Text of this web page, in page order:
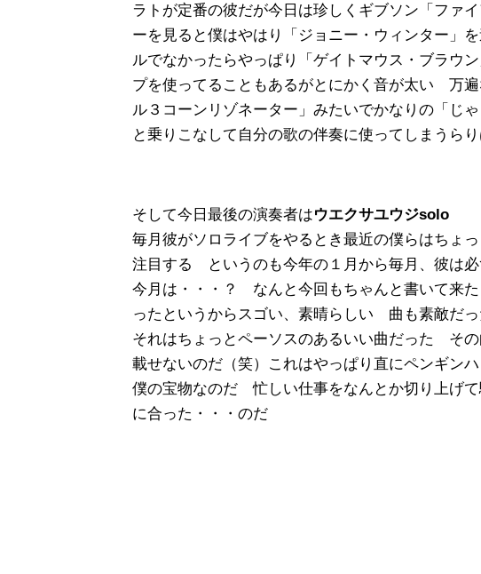
ラトが定番の彼だが今日は珍しくギブソン「ファ
ーを見ると僕はやはり「ジョニー・ウィンター」
ルでなかったらやっぱり「ゲイトマウス・ブラウ
プを使ってることもあるがとにかく音が太い 万
ル３コーンリゾネーター」みたいでかなりの「じ
と乗りこなして自分の歌の伴奏に使ってしまうら
そして今日最後の演奏者はウエクサユウジsolo
毎月彼がソロライブをやるとき最近の僕らはちょ
注目する というのも今年の１月から毎月、彼は
今月は・・・？ なんと今回もちゃんと書いて来
ったというからスゴい、素晴らしい 曲も素敵だ
それはちょっとペーソスのあるいい曲だった そ
載せないのだ（笑）これはやっぱり直にペンギン
僕の宝物なのだ 忙しい仕事をなんとか切り上げ
に合った・・・のだ